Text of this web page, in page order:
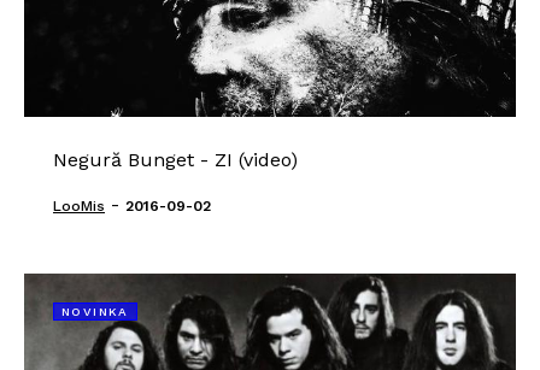
Negură Bunget - ZI (video)
LooMis - 2016-09-02
NOVINKA